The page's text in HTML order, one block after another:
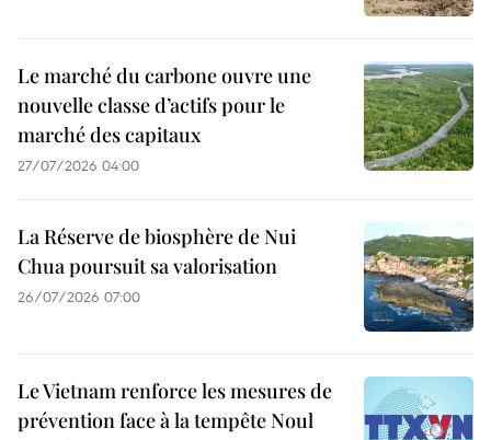
Le marché du carbone ouvre une
nouvelle classe d’actifs pour le
marché des capitaux
27/07/2026 04:00
La Réserve de biosphère de Nui
Chua poursuit sa valorisation
26/07/2026 07:00
Le Vietnam renforce les mesures de
prévention face à la tempête Noul